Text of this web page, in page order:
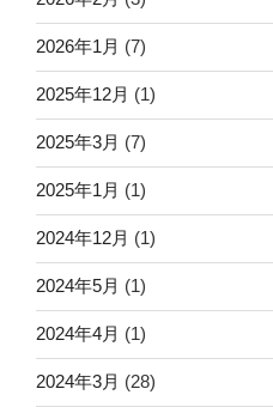
2026年1月 (7)
2025年12月 (1)
2025年3月 (7)
2025年1月 (1)
2024年12月 (1)
2024年5月 (1)
2024年4月 (1)
2024年3月 (28)